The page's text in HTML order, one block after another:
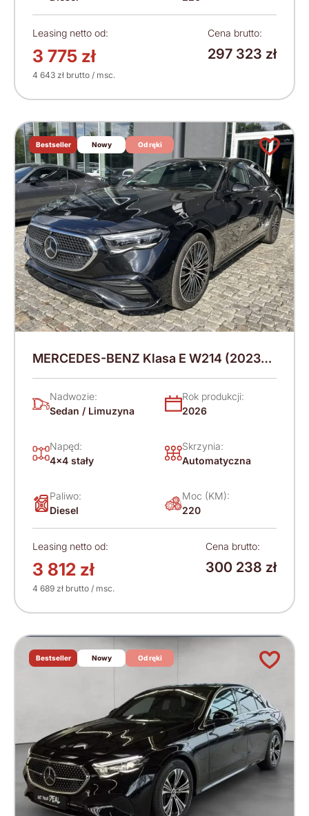
Leasing netto od:
3 775 zł
4 643 zł brutto / msc.
Cena brutto:
297 323 zł
Bestseller Nowy Od ręki
MERCEDES-BENZ Klasa E W214 (2023-)
220 KM (2026)
Nadwozie:
Sedan / Limuzyna
Rok produkcji:
2026
Napęd:
4x4 stały
Skrzynia:
Automatyczna
Paliwo:
Diesel
Moc (KM):
220
Leasing netto od:
3 812 zł
4 689 zł brutto / msc.
Cena brutto:
300 238 zł
Bestseller Nowy Od ręki